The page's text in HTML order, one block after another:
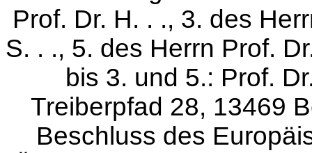
Prof. Dr. H. . ., 3. des
S. . ., 5. des Herrn Prof.
bis 3. und 5.: Prof.
Treiberpfad 28, 13469
Beschluss des